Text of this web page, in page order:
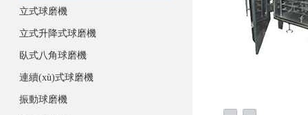
立式球磨機
立式升降式球磨機
臥式八角球磨機
連續(xù)式球磨機
振動球磨機